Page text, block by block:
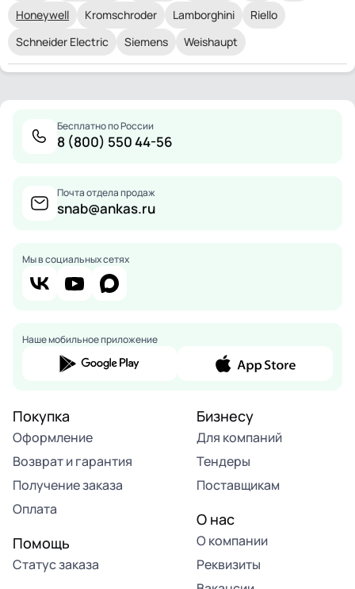
Honeywell
Kromschroder Lamborghini
Riello
Schneider Electric
Siemens Weishaupt
Бесплатно по России
8 (800) 550 44-56
Почта отдела продаж
snab@ankas.ru
Мы в социальных сетях
Наше мобильное приложение
Покупка
Оформление
Возврат и гарантия
Получение заказа
Оплата
Помощь
Статус заказа
Бизнесу
Для компаний
Тендеры
Поставщикам
О нас
О компании
Реквизиты